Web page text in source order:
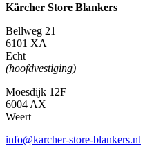
Kärcher Store Blankers
Bellweg 21
6101 XA
Echt
(hoofdvestiging)
Moesdijk 12F
6004 AX
Weert
info@karcher-store-blankers.nl